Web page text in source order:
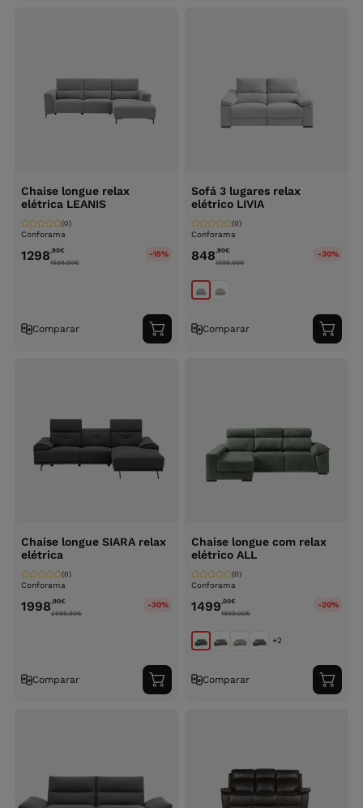
Chaise longue relax
elétrica LEANIS
Conforama
(0)
1298,90€
1598.90€
-15%
Comparar
Adicionar
ao
Sofá 3 lugares relax
elétrico LIVIA
Conforama
(0)
848,90€
1298.90€
-30%
Comparar
ao
Chaise longue SIARA relax
elétrica
Conforama
(0)
1998,90€
2998.90€
-30%
Comparar
Adicionar
ao
Chaise longue com relax
elétrico ALL
Conforama
(0)
1499,00€
1899.00€
-20%
+2
Comparar
ao